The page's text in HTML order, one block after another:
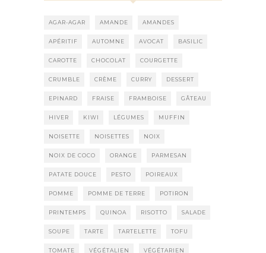
AGAR-AGAR AMANDE AMANDES
APÉRITIF AUTOMNE AVOCAT BASILIC
CAROTTE CHOCOLAT COURGETTE
CRUMBLE CRÈME CURRY DESSERT
EPINARD FRAISE FRAMBOISE GÂTEAU
HIVER KIWI LÉGUMES MUFFIN
NOISETTE NOISETTES NOIX
NOIX DE COCO ORANGE PARMESAN
PATATE DOUCE PESTO POIREAUX
POMME POMME DE TERRE POTIRON
PRINTEMPS QUINOA RISOTTO SALADE
SOUPE TARTE TARTELETTE TOFU
TOMATE VÉGÉTALIEN VÉGÉTARIEN